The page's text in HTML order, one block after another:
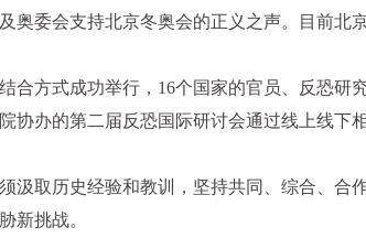
委会支持北京冬奥会的正义之声。目前北
方式成功举行，16个国家的官员、反恐研
协办的第二届反恐国际研讨会通过线上线
汲取历史经验和教训，坚持共同、综合、
新挑战。